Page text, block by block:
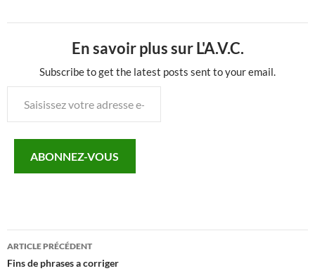
En savoir plus sur L'A.V.C.
Subscribe to get the latest posts sent to your email.
votre
mail…ABONNEZ-VOUS
Navigation
des
ARTICLE PRÉCÉDENT
Fins de phrases a corriger